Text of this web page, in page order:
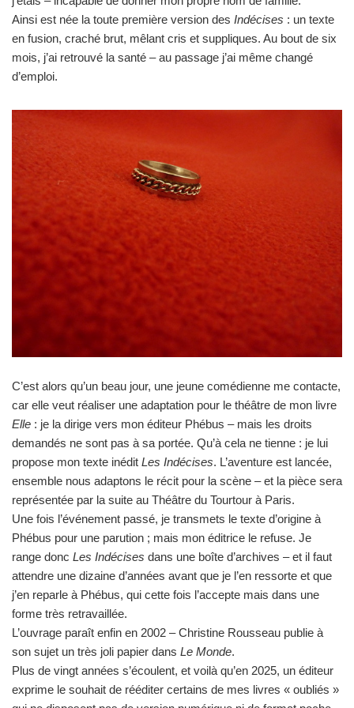
Ainsi est née la toute première version des Indécises : un texte
en fusion, craché brut, mêlant cris et suppliques. Au bout de six
mois, j’ai retrouvé la santé – au passage j’ai même changé
d’emploi.
C’est alors qu’un beau jour, une jeune comédienne me contacte,
car elle veut réaliser une adaptation pour le théâtre de mon livre
Elle : je la dirige vers mon éditeur Phébus – mais les droits
demandés ne sont pas à sa portée. Qu’à cela ne tienne : je lui
propose mon texte inédit Les Indécises. L’aventure est lancée,
ensemble nous adaptons le récit pour la scène – et la pièce sera
représentée par la suite au Théâtre du Tourtour à Paris.
Une fois l’événement passé, je transmets le texte d’origine à
Phébus pour une parution ; mais mon éditrice le refuse. Je
range donc Les Indécises dans une boîte d’archives – et il faut
attendre une dizaine d’années avant que je l’en ressorte et que
j’en reparle à Phébus, qui cette fois l’accepte mais dans une
forme très retravaillée.
L’ouvrage paraît enfin en 2002 – Christine Rousseau publie à
son sujet un très joli papier dans Le Monde.
Plus de vingt années s’écoulent, et voilà qu’en 2025, un éditeur
exprime le souhait de rééditer certains de mes livres « oubliés »